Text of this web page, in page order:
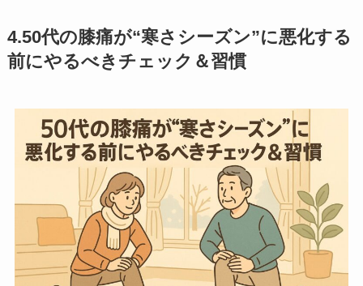
4.50代の膝痛が“寒さシーズン”に悪化する
前にやるべきチェック＆習慣